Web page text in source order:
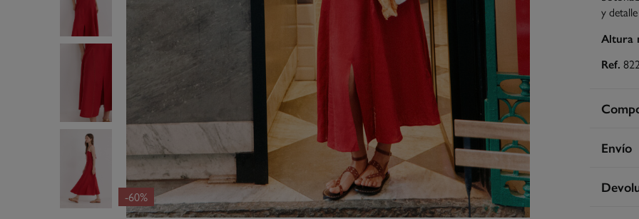
-60%
y
Altura
Ref.
Envío